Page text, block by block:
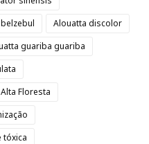
Alouatta discolor
guariba guariba
Alta Floresta
tóxica